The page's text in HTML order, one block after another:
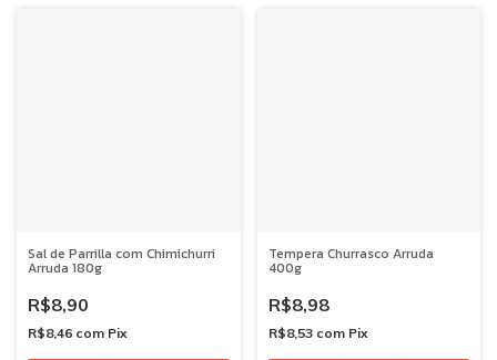
Sal de Parrilla com Chimichurri
Arruda 180g
R$8,90
R$8,46 com Pix
Tempera Churrasco Arruda
400g
R$8,98
R$8,53 com Pix